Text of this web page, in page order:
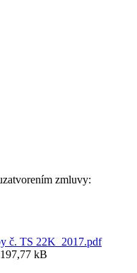
zmluvy:
č. TS 22K_2017.pdf
kB